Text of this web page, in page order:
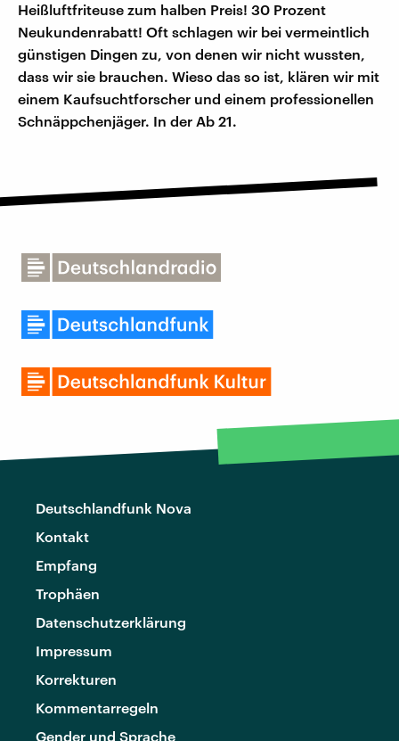
Heißluftfriteuse zum halben Preis! 30 Prozent
Neukundenrabatt! Oft schlagen wir bei vermeintlich
günstigen Dingen zu, von denen wir nicht wussten,
dass wir sie brauchen. Wieso das so ist, klären wir mit
einem Kaufsuchtforscher und einem professionellen
Schnäppchenjäger. In der Ab 21.
Deutschlandfunk Nova
Kontakt
Empfang
Trophäen
Datenschutzerklärung
Impressum
Korrekturen
Kommentarregeln
Gender und Sprache